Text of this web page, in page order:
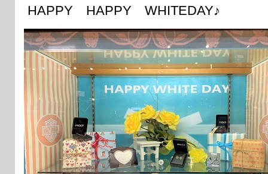
HAPPY HAPPY WHITEDAY♪